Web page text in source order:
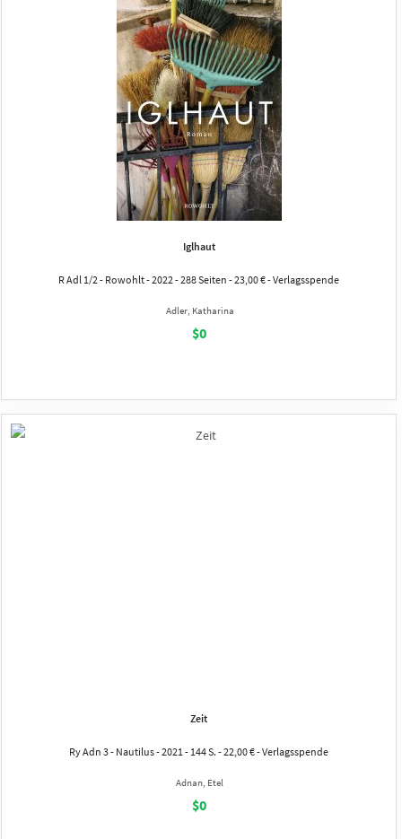
Iglhaut
R Adl 1/2 - Rowohlt - 2022 - 288 Seiten - 23,00 € - Verlagsspende
Adler, Katharina
$0
Zeit
Ry Adn 3 - Nautilus - 2021 - 144 S. - 22,00 € - Verlagsspende
Adnan, Etel
$0